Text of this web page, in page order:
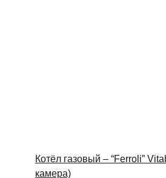
Котёл газовый – “Ferroli”
камера)